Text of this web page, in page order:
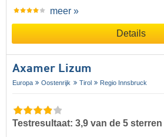
meer »
Details
Axamer Lizum
Europa Oostenrijk Tirol Regio Innsbruck
Testresultaat: 3,9 van de 5 sterren